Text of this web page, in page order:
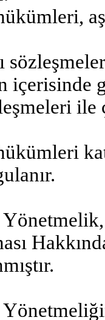
içerisinde